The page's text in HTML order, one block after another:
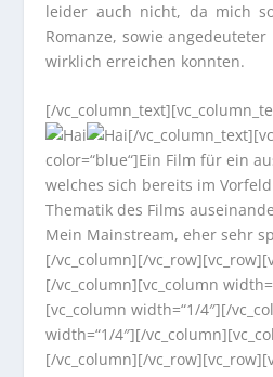
leider auch nicht, da mich
Romanze, sowie
wirklich erreichen konnten.
[/
[/
color=“blue“]Ein Film für ein
welches sich bereits im
Thematik des Films
Mein Mainstream, eher sehr
[/vc_column][/
[/vc_column][vc_column
[vc_column width=“1/4″][/
width=“1/4″][/
[/vc_column][/